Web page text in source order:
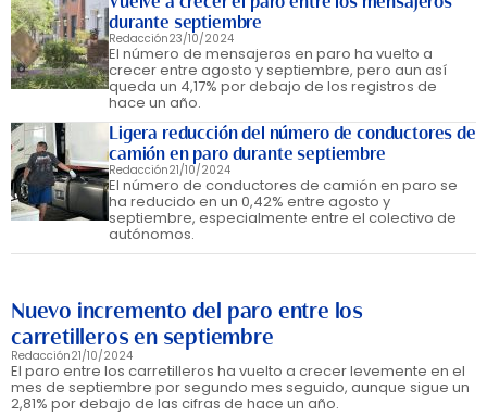
durante septiembre
Redacción23/10/2024
El número de mensajeros en paro ha vuelto a
crecer entre agosto y septiembre, pero aun así
queda un 4,17% por debajo de los registros de
hace un año.
Ligera reducción del número de conductores de
camión en paro durante septiembre
Redacción21/10/2024
El número de conductores de camión en paro se
ha reducido en un 0,42% entre agosto y
septiembre, especialmente entre el colectivo de
autónomos.
Nuevo incremento del paro entre los
carretilleros en septiembre
Redacción21/10/2024
El paro entre los carretilleros ha vuelto a crecer levemente en el
mes de septiembre por segundo mes seguido, aunque sigue un
2,81% por debajo de las cifras de hace un año.